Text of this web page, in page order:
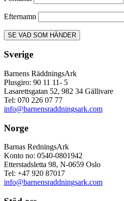
Efternamn
Sverige
Barnens RäddningsArk
Plusgiro: 90 11 11- 5
Lasarettsgatan 52, 982 34 Gällivare
Tel: 070 226 07 77
info@barnensraddningsark.com
Norge
Barnas RedningsArk
Konto no: 0540-0801942
Etterstadsletta 98, N-0659 Oslo
Tel: +47 920 87017
info@barnensraddningsark.com